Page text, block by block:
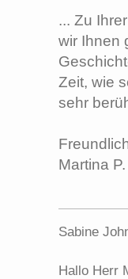
... Zu
wir Ihnen
Zeit, wie
sehr
Martina P.
Sabine
Hallo Herr